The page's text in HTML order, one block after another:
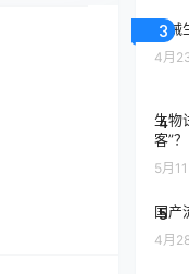
3
大
4月
4
生物
客”？
5月11
5
国产
4月